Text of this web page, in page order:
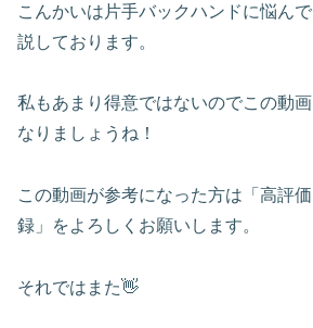
こんかいは片手バックハンドに悩ん
説しております。
私もあまり得意ではないのでこの動
なりましょうね！
この動画が参考になった方は「高評
録」をよろしくお願いします。
それではまた👋